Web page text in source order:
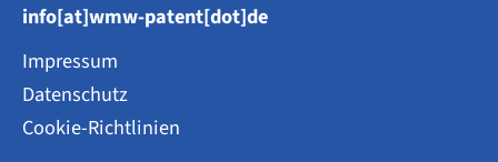
info[at]wmw-patent[dot]de
Impressum
Datenschutz
Cookie-Richtlinien